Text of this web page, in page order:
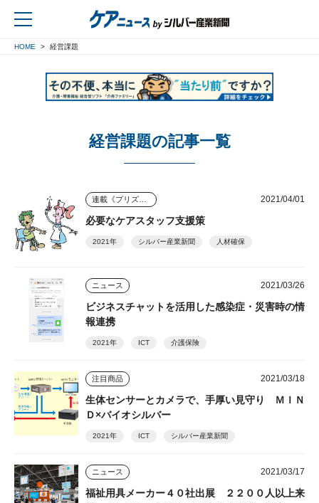
HOME 経営課題
経営課題の記事一覧
2021/04/01
必要なケアスタッフ支援策
2021年 シルバー産業新聞 人材確保
ニュース 2021/03/26
ビジネスチャットを活用した感染症・災害時の情
報連携
2021年 ICT 介護保険
注目商品 2021/03/18
生体センサーとカメラで、手厚い見守り ＭＩＮ
Ｄ×バイオシルバー
2021年 ICT シルバー産業新聞
ニュース 2021/03/17
福祉用具メーカー４０社出展 ２２００人以上来